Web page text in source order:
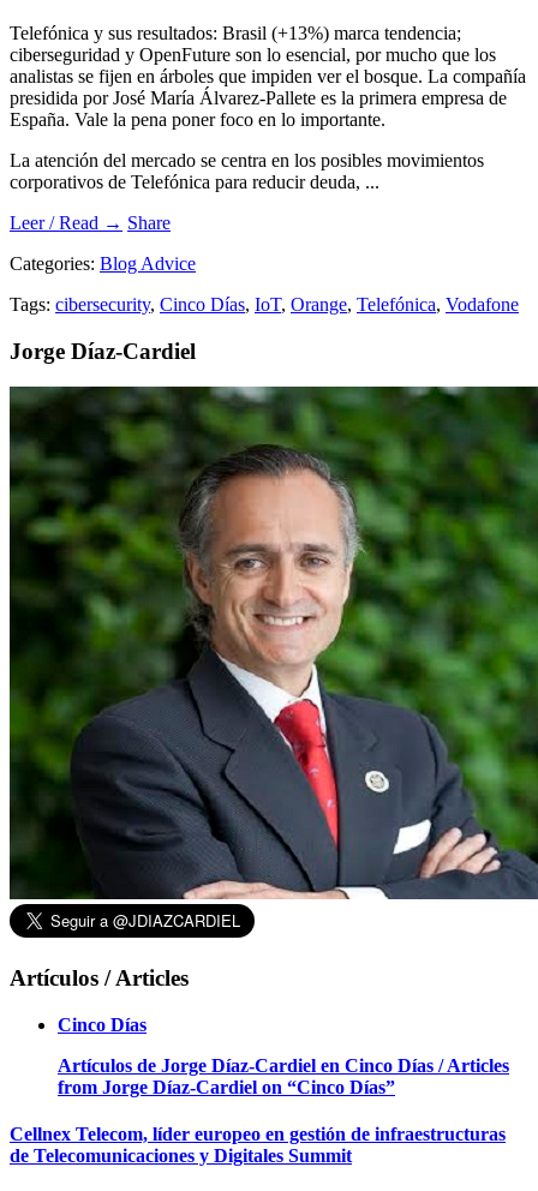
Telefónica y sus resultados: Brasil (+13%) marca tendencia;
ciberseguridad y OpenFuture son lo esencial, por mucho que los
analistas se fijen en árboles que impiden ver el bosque. La compañía
presidida por José María Álvarez-Pallete es la primera empresa de
España. Vale la pena poner foco en lo importante.
La atención del mercado se centra en los posibles movimientos
corporativos de Telefónica para reducir deuda, ...
Leer / Read → Share
Categories: Blog Advice
Tags: cibersecurity, Cinco Días, IoT, Orange, Telefónica, Vodafone
Jorge Díaz-Cardiel
Artículos / Articles
Cinco Días
Artículos de Jorge Díaz-Cardiel en Cinco Días / Articles
from Jorge Díaz-Cardiel on “Cinco Días”
Cellnex Telecom, líder europeo en gestión de infraestructuras
de Telecomunicaciones y Digitales Summit